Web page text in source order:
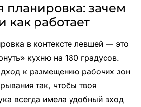
планировка: зачем
как работает
в контексте левшей — это
кухню на 180 градусов.
к размещению рабочих зон
так, чтобы твоя
всегда имела удобный вход